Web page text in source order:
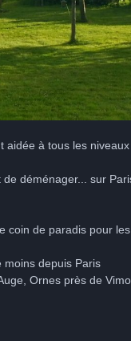
aidée à tous les niveaux
déménager... sur
de paradis pour
depuis Paris
Ornes près de